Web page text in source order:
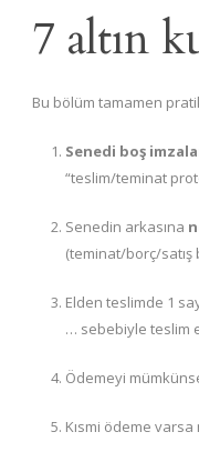
7 altın
Bu bölüm tamamen
Senedi boş
“teslim/teminat
Senedin arkasına
(teminat/borç/satış
Elden teslimde 1
… sebebiyle teslim
Ödemeyi
Kısmi ödeme varsa